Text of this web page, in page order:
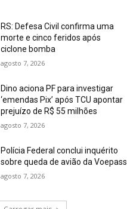
RS: Defesa Civil confirma uma
morte e cinco feridos após
ciclone bomba
agosto 7, 2026
Dino aciona PF para investigar
‘emendas Pix’ após TCU apontar
prejuízo de R$ 55 milhões
agosto 7, 2026
Polícia Federal conclui inquérito
sobre queda de avião da Voepass
agosto 7, 2026